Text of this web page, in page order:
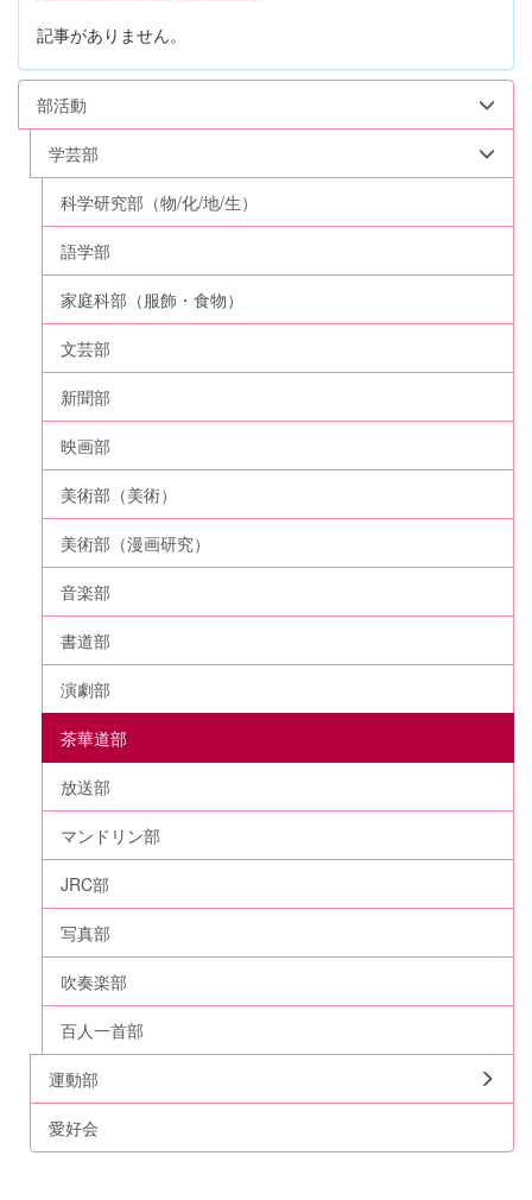
記事がありません。
部活動
学芸部
科学研究部（物/化/地/生）
語学部
家庭科部（服飾・食物）
文芸部
新聞部
映画部
美術部（美術）
美術部（漫画研究）
音楽部
書道部
演劇部
茶華道部
放送部
マンドリン部
JRC部
写真部
吹奏楽部
百人一首部
運動部
愛好会